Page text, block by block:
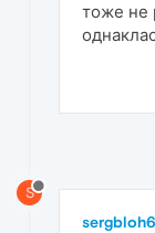
тоже не
S